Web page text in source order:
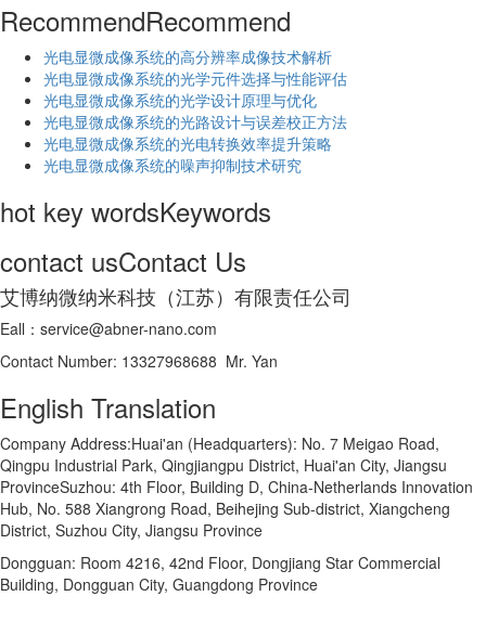
RecommendRecommend
光电显微成像系统的高分辨率成像技术解析
​光电显微成像系统的光学元件选择与性能评估
光电显微成像系统的光学设计原理与优化
光电显微成像系统的光路设计与误差校正方法
光电显微成像系统的光电转换效率提升策略
光电显微成像系统的噪声抑制技术研究
hot key wordsKeywords
contact usContact Us
艾博纳微纳米科技（江苏）有限责任公司
Eall：service@abner-nano.com
Contact Number: 13327968688 Mr. Yan
English Translation
Company Address:Huai'an (Headquarters): No. 7 Meigao Road,
Qingpu Industrial Park, Qingjiangpu District, Huai'an City, Jiangsu
ProvinceSuzhou: 4th Floor, Building D, China-Netherlands Innovation
Hub, No. 588 Xiangrong Road, Beihejing Sub-district, Xiangcheng
District, Suzhou City, Jiangsu Province
Dongguan: Room 4216, 42nd Floor, Dongjiang Star Commercial
Building, Dongguan City, Guangdong Province